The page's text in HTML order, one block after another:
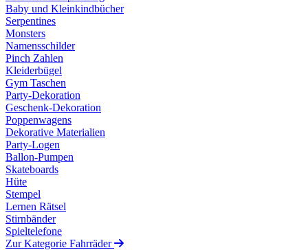
Baby und Kleinkindbücher
Serpentines
Monsters
Namensschilder
Pinch Zahlen
Kleiderbügel
Gym Taschen
Party-Dekoration
Geschenk-Dekoration
Poppenwagens
Dekorative Materialien
Party-Logen
Ballon-Pumpen
Skateboards
Hüte
Stempel
Lernen Rätsel
Stirnbänder
Spieltelefone
Zur Kategorie Fahrräder